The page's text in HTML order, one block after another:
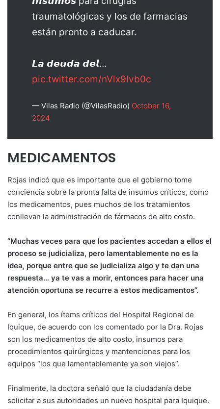
traumatológicas y los de farmacias
están pronto a caducar.
𝙇𝙖 𝙙𝙚𝙪𝙙𝙖 𝙙𝙚𝙡…
pic.twitter.com/nVlx9Ivb0c
— Vilas Radio (@VilasRadio) October 16,
2024
MEDICAMENTOS
Rojas indicó que es importante que el gobierno tome
conciencia sobre la pronta falta de insumos críticos, como
los medicamentos, pues muchos de los tratamientos
conllevan la administración de fármacos de alto costo.
“Muchas veces para que los pacientes accedan a ellos el
proceso se judicializa, pero lamentablemente no es la
idea, porque entre que se judicializa algo y te dan una
respuesta… ya te vas a morir, entonces para hacer una
atención oportuna se recurre a estos medicamentos”.
En general, los ítems críticos del Hospital Regional de
Iquique, de acuerdo con los comentado por la Dra. Rojas
son los medicamentos de alto costo, insumos para
procedimientos quirúrgicos y mantenciones para los
equipos “los que lamentablemente ya son viejos”.
Finalmente, la doctora señaló que la ciudadanía debe
solicitar a sus autoridades un nuevo hospital para Iquique.